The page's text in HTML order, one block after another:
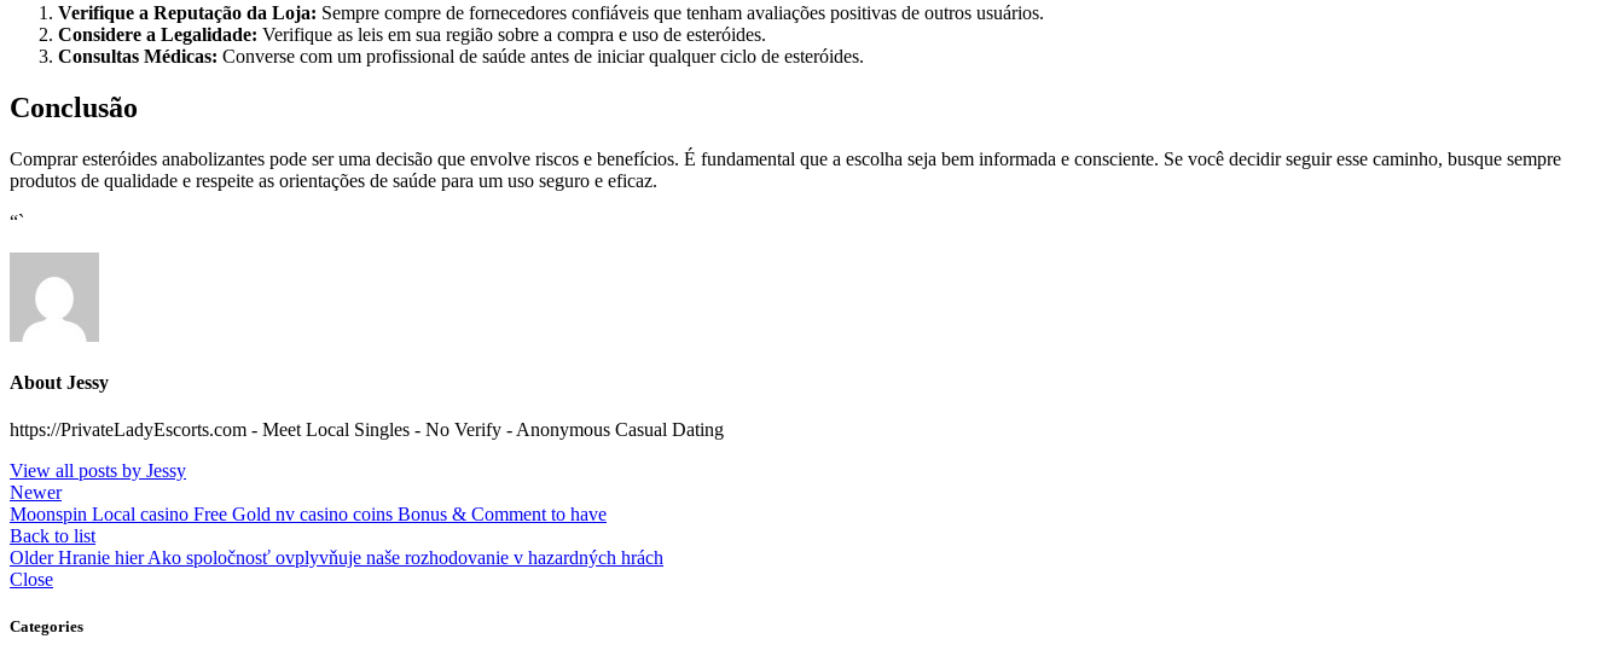
Verifique a Reputação da Loja: Sempre compre de fornecedores confiáveis que tenham avaliações positivas de outros usuários.
Considere a Legalidade: Verifique as leis em sua região sobre a compra e uso de esteróides.
Consultas Médicas: Converse com um profissional de saúde antes de iniciar qualquer ciclo de esteróides.
Conclusão
Comprar esteróides anabolizantes pode ser uma decisão que envolve riscos e benefícios. É fundamental que a escolha seja bem informada e consciente. Se você decidir seguir esse caminho, busque sempre
produtos de qualidade e respeite as orientações de saúde para um uso seguro e eficaz.
“`
About Jessy
https://PrivateLadyEscorts.com - Meet Local Singles - No Verify - Anonymous Casual Dating
View all posts by Jessy
Newer
Moonspin Local casino Free Gold nv casino coins Bonus & Comment to have
Back to list
Older Hranie hier Ako spoločnosť ovplyvňuje naše rozhodovanie v hazardných hrách
Close
Categories